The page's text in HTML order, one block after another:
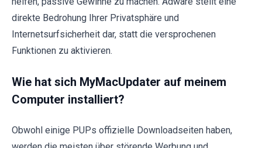
direkte Bedrohung Ihrer Privatsphäre und
Internetsurfsicherheit dar, statt die versprochenen
Funktionen zu aktivieren.
Wie hat sich MyMacUpdater auf meinem
Computer installiert?
Obwohl einige PUPs offizielle Downloadseiten haben,